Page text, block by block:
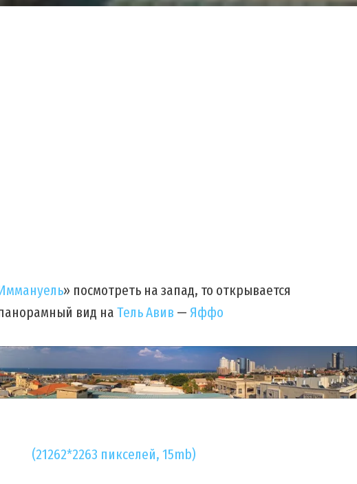
» посмотреть на запад, то открывается
вид наТель Авив — Яффо
(21262*2263 пикселей, 15mb)